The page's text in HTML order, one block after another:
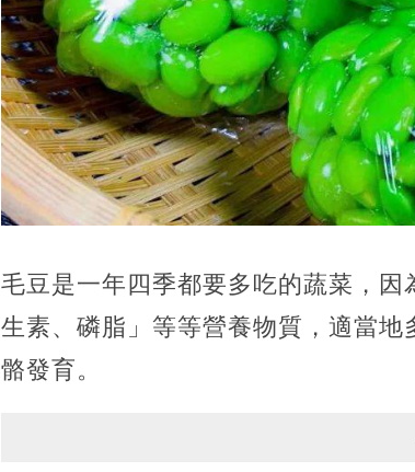
毛豆是一年四季都要多吃的蔬菜，
生素、磷脂」等等營養物質，適當
骼發育。